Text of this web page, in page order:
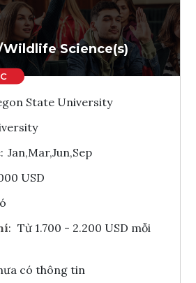
Tham vấn Interlink
Science(s)
State University
: Jan,Mar,Jun,Sep
USD
: Từ 1.700 - 2.200 USD mỗi
có thông tin